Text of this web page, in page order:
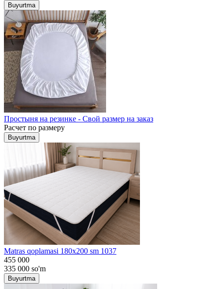
Buyurtma
Простыня на резинке - Свой размер на заказ
Расчет по размеру
Buyurtma
Matras qoplamasi 180x200 sm 1037
455 000
335 000 so'm
Buyurtma